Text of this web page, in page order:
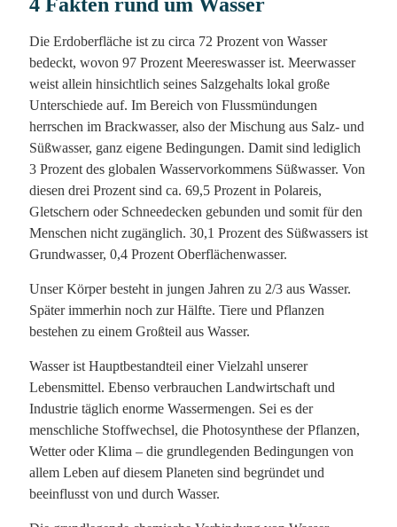
Die Erdoberfläche ist zu circa 72 Prozent von Wasser
bedeckt, wovon 97 Prozent Meereswasser ist. Meerwasser
weist allein hinsichtlich seines Salzgehalts lokal große
Unterschiede auf. Im Bereich von Flussmündungen
herrschen im Brackwasser, also der Mischung aus Salz- und
Süßwasser, ganz eigene Bedingungen. Damit sind lediglich
3 Prozent des globalen Wasservorkommens Süßwasser. Von
diesen drei Prozent sind ca. 69,5 Prozent in Polareis,
Gletschern oder Schneedecken gebunden und somit für den
Menschen nicht zugänglich. 30,1 Prozent des Süßwassers ist
Grundwasser, 0,4 Prozent Oberflächenwasser.
Unser Körper besteht in jungen Jahren zu 2/3 aus Wasser.
Später immerhin noch zur Hälfte. Tiere und Pflanzen
bestehen zu einem Großteil aus Wasser.
Wasser ist Hauptbestandteil einer Vielzahl unserer
Lebensmittel. Ebenso verbrauchen Landwirtschaft und
Industrie täglich enorme Wassermengen. Sei es der
menschliche Stoffwechsel, die Photosynthese der Pflanzen,
Wetter oder Klima – die grundlegenden Bedingungen von
allem Leben auf diesem Planeten sind begründet und
beeinflusst von und durch Wasser.